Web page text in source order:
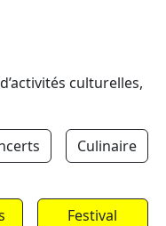
culturelles,
Culinaire
Festival